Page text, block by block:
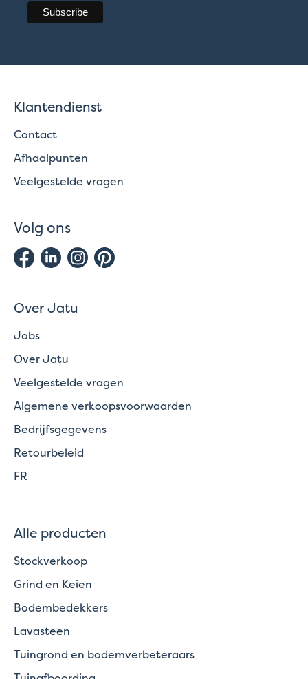
Klantendienst
Contact
Afhaalpunten
Veelgestelde vragen
Volg ons
Over Jatu
Jobs
Over Jatu
Veelgestelde vragen
Algemene verkoopsvoorwaarden
Bedrijfsgegevens
Retourbeleid
FR
Alle producten
Stockverkoop
Grind en Keien
Bodembedekkers
Lavasteen
Tuingrond en bodemverbeteraars